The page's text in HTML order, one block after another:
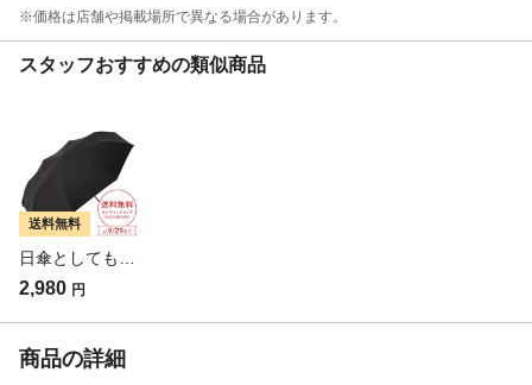
※価格は​店舗や​掲載場所で​異なる​場合が​あります。
スタッフおすすめの類似商品
送料無料
2,980 円
商品の詳細